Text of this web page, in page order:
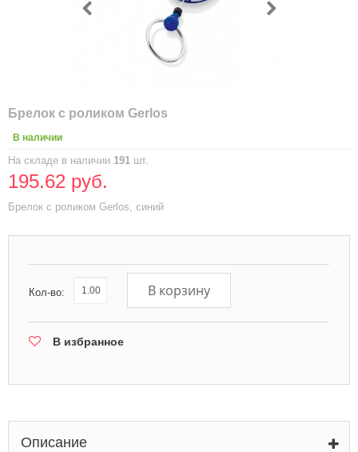
Брелок с роликом Gerlos
В наличии
На складе в наличии 191 шт.
195.62 руб.
Брелок с роликом Gerlos, синий
Кол-во: В корзину
В избранное
Описание